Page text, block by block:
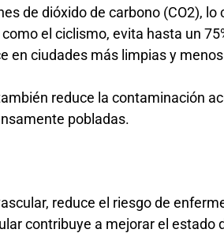
de dióxido de carbono (CO2),
el ciclismo, evita hasta un
en ciudades más limpias y
reduce la contaminación
pobladas.
reduce el riesgo de
contribuye a mejorar el estado